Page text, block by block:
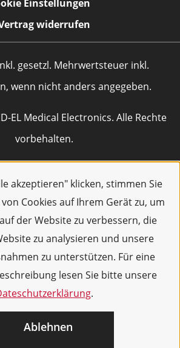
akzeptieren" klicken, stimmen Sie
Cookies auf Ihrem Gerät zu, um
der Website zu verbessern, die
zu analysieren und unsere
zu unterstützen. Für eine
lesen Sie bitte unsere
.
Ablehnen
Einstellungen
widerrufen
gesetzl. Mehrwertsteuer inkl.
wenn nicht anders angegeben.
EL Medical Electronics. Alle Rechte
vorbehalten.